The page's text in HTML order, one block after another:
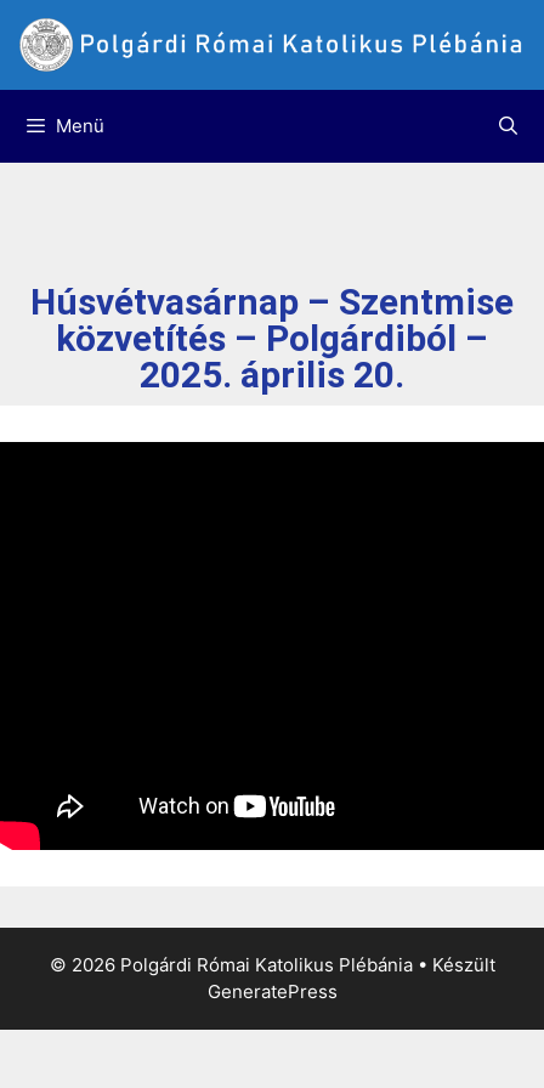
Menü
Húsvétvasárnap – Szentmise
közvetítés – Polgárdiból –
2025. április 20.
© 2026 Polgárdi Római Katolikus Plébánia• Készült
GeneratePress